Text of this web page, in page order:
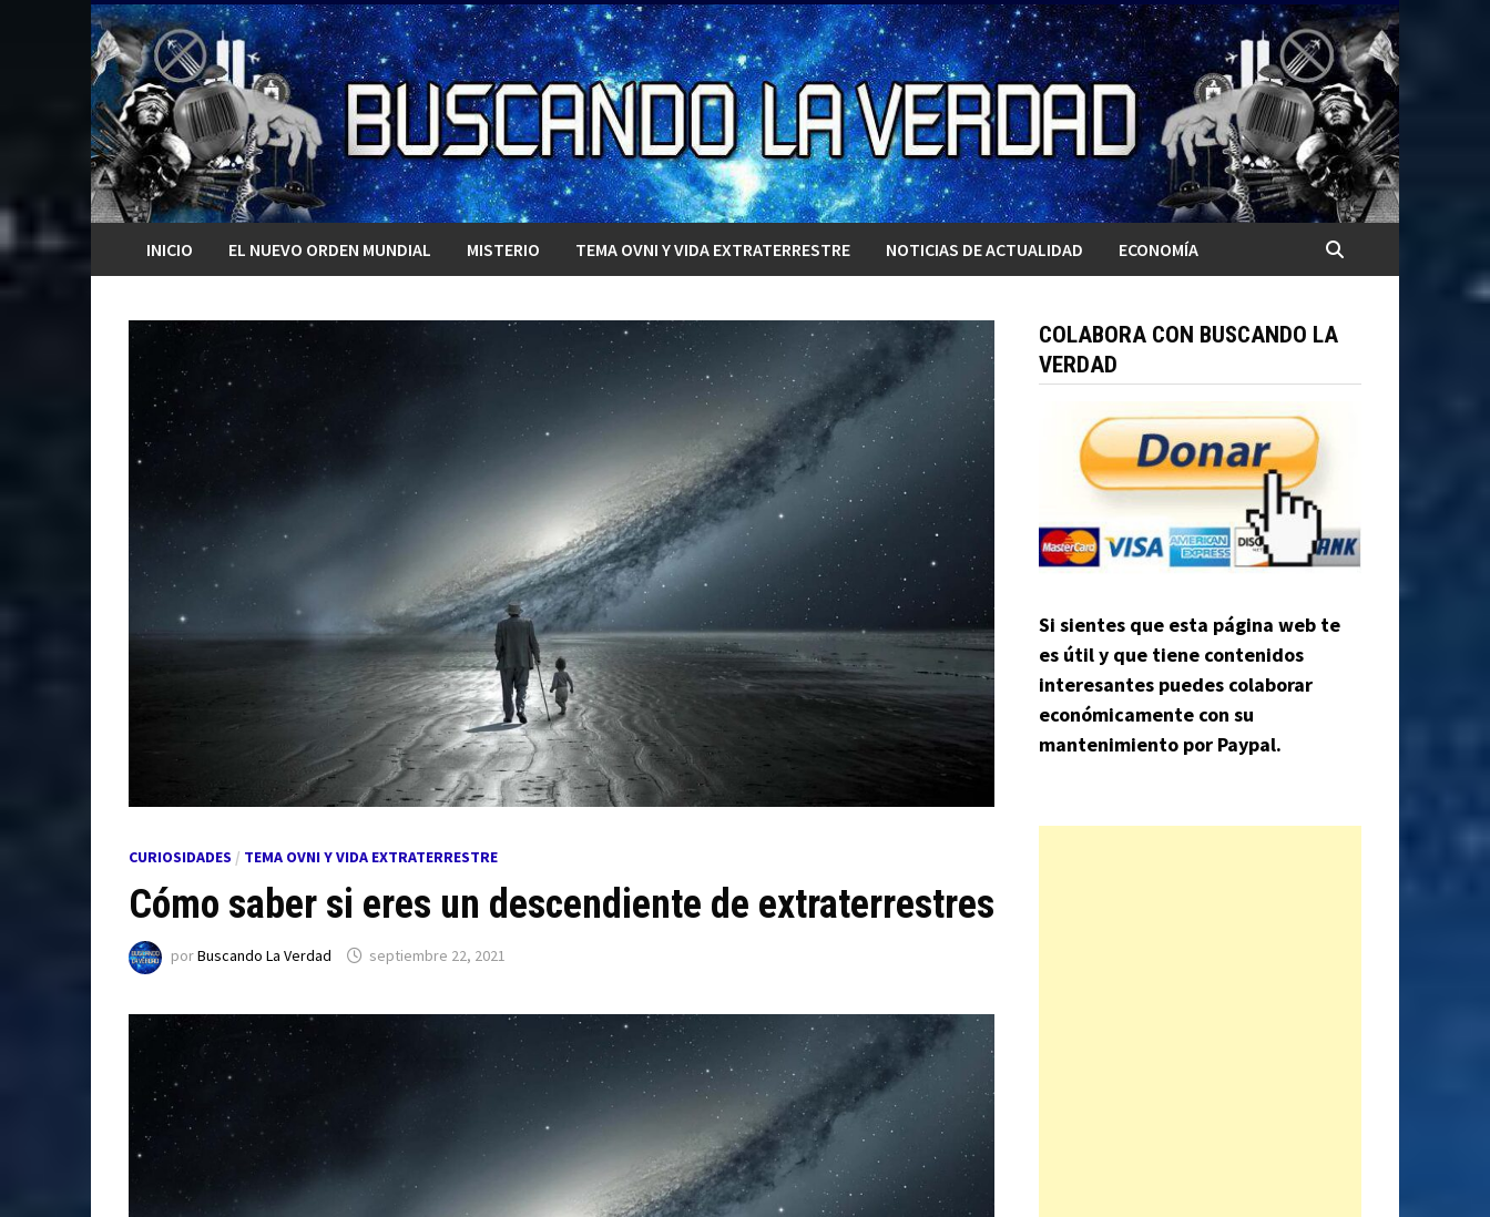
Saltar
al
contenido
INICIO EL NUEVO ORDEN MUNDIAL MISTERIO TEMA OVNI Y VIDA EXTRATERRESTRE NOTICIAS DE ACTUALIDAD ECONOMÍA
CURIOSIDADES / TEMA OVNI Y VIDA EXTRATERRESTRE
Cómo saber si eres un descendiente de extraterrestres
porBuscando La Verdad septiembre 22, 2021
COLABORA CON BUSCANDO LA
VERDAD
Si sientes que esta página web te
es útil y que tiene contenidos
interesantes puedes colaborar
económicamente con su
mantenimiento por Paypal.